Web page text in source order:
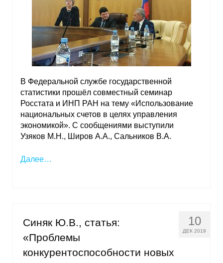
В Федеральной службе государственной
статистики прошёл совместный семинар
Росстата и ИНП РАН на тему «Использование
национальных счетов в целях управления
экономикой». С сообщениями выступили
Узяков М.Н., Широв А.А., Сальников В.А.
Далее…
10
ДЕК 2019
Синяк Ю.В., статья:
«Проблемы
конкурентоспособности новых